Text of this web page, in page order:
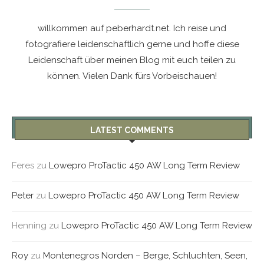
willkommen auf peberhardt.net. Ich reise und
fotografiere leidenschaftlich gerne und hoffe diese
Leidenschaft über meinen Blog mit euch teilen zu
können. Vielen Dank fürs Vorbeischauen!
LATEST COMMENTS
Feres zu Lowepro ProTactic 450 AW Long Term Review
Peter zu Lowepro ProTactic 450 AW Long Term Review
Henning zu Lowepro ProTactic 450 AW Long Term Review
Roy zu Montenegros Norden – Berge, Schluchten, Seen,